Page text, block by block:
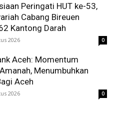
Peringati HUT ke-53,
Cabang Bireuen
Kantong Darah
2026 0
Aceh: Momentum
Menumbuhkan
Aceh
2026 0